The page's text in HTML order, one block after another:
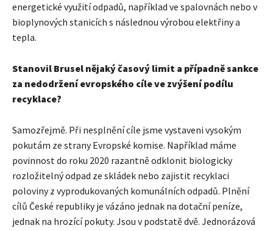
energetické využití odpadů, například ve spalovnách nebo v
bioplynových stanicích s následnou výrobou elektřiny a
tepla.
Stanovil Brusel nějaký časový limit a případně sankce
za nedodržení evropského cíle ve zvýšení podílu
recyklace?
Samozřejmě. Při nesplnění cíle jsme vystaveni vysokým
pokutám ze strany Evropské komise. Například máme
povinnost do roku 2020 razantně odklonit biologicky
rozložitelný odpad ze skládek nebo zajistit recyklaci
poloviny z vyprodukovaných komunálních odpadů. Plnění
cílů České republiky je vázáno jednak na dotační peníze,
jednak na hrozící pokuty. Jsou v podstatě dvě. Jednorázová